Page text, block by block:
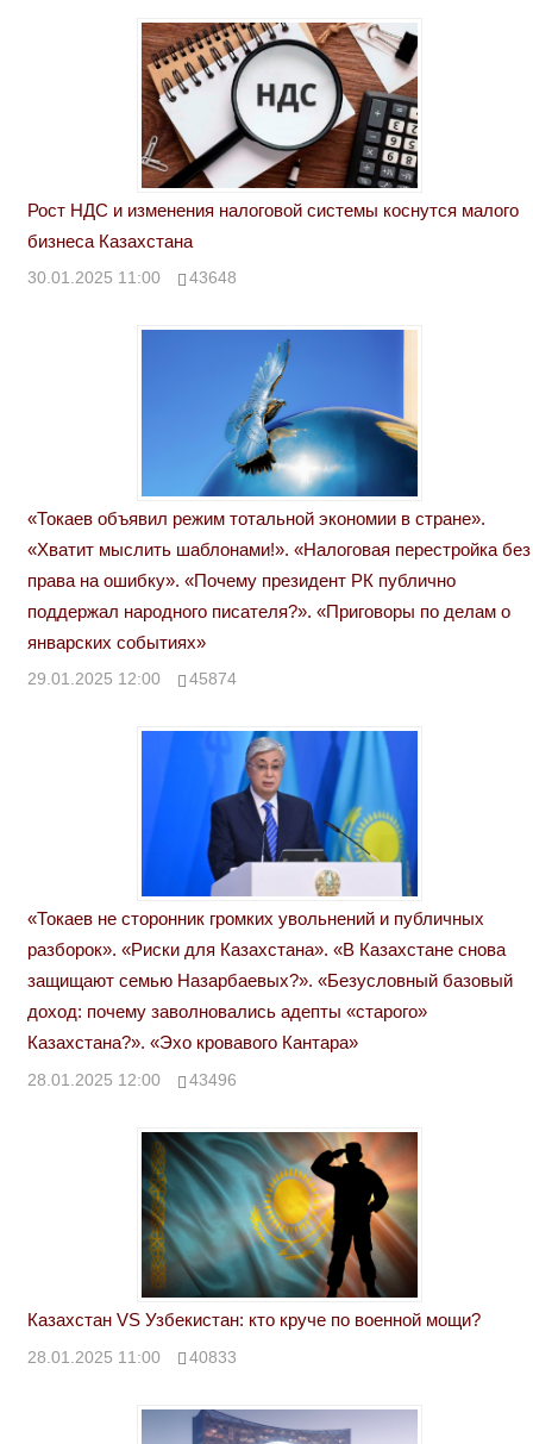
Рост НДС и изменения налоговой системы коснутся малого
бизнеса Казахстана
30.01.2025 11:00 43648
«Токаев объявил режим тотальной экономии в стране».
«Хватит мыслить шаблонами!». «Налоговая перестройка без
права на ошибку». «Почему президент РК публично
поддержал народного писателя?». «Приговоры по делам о
январских событиях»
29.01.2025 12:00 45874
«Токаев не сторонник громких увольнений и публичных
разборок». «Риски для Казахстана». «В Казахстане снова
защищают семью Назарбаевых?». «Безусловный базовый
доход: почему заволновались адепты «старого»
Казахстана?». «Эхо кровавого Кантара»
28.01.2025 12:00 43496
Казахстан VS Узбекистан: кто круче по военной мощи?
28.01.2025 11:00 40833